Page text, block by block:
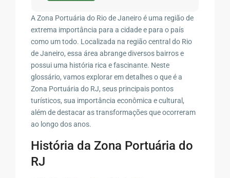
A Zona Portuária do Rio de Janeiro é uma região de
extrema importância para a cidade e para o país
como um todo. Localizada na região central do Rio
de Janeiro, essa área abrange diversos bairros e
possui uma história rica e fascinante. Neste
glossário, vamos explorar em detalhes o que é a
Zona Portuária do RJ, seus principais pontos
turísticos, sua importância econômica e cultural,
além de destacar as transformações que ocorreram
ao longo dos anos.
História da Zona Portuária do
RJ